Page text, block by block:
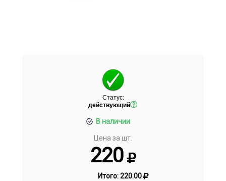
Статус:
действующий
В наличии
Цена за шт.
220
Итого:220.00